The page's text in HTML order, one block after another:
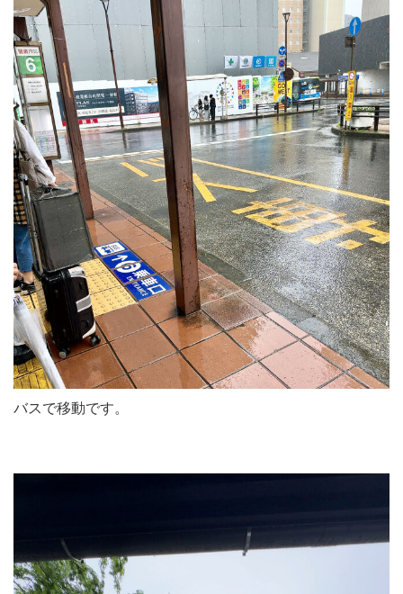
バスで移動です。